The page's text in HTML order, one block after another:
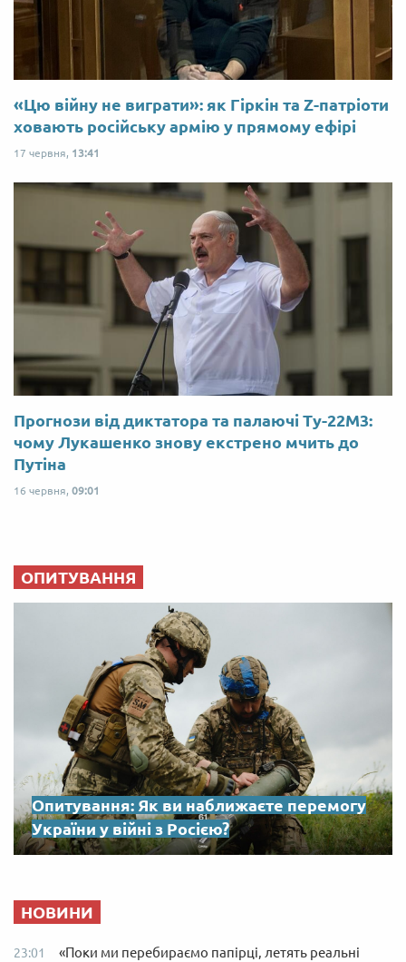
«Цю війну не виграти»: як Гіркін та Z-патріоти
ховають російську армію у прямому ефірі
17 червня, 13:41
Прогнози від диктатора та палаючі Ту-22М3:
чому Лукашенко знову екстрено мчить до
Путіна
16 червня, 09:01
ОПИТУВАННЯ
Опитування: Як ви наближаєте перемогу
України у війні з Росією?
НОВИНИ
23:01
«Поки ми перебираємо папірці, летять реальні